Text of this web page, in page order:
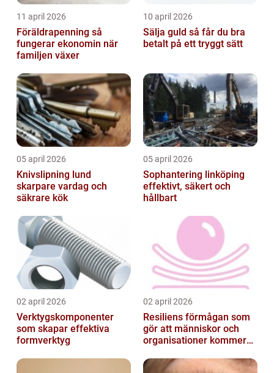
11 april 2026
Föräldrapenning så
fungerar ekonomin när
familjen växer
10 april 2026
Sälja guld så får du bra
betalt på ett tryggt sätt
05 april 2026
Knivslipning lund
skarpare vardag och
säkrare kök
05 april 2026
Sophantering linköping
effektivt, säkert och
hållbart
02 april 2026
Verktygskomponenter
som skapar effektiva
formverktyg
02 april 2026
Resiliens förmågan som
gör att människor och
organisationer kommer